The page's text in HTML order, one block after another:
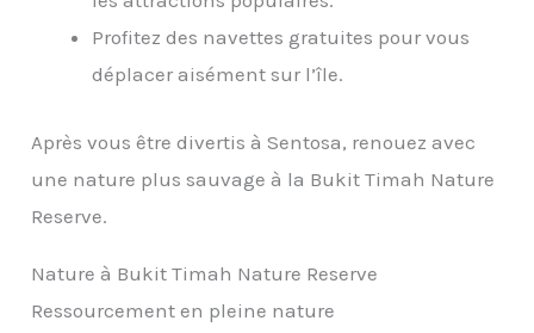
Profitez des navettes gratuites pour vous
déplacer aisément sur l’île.
Après vous être divertis à Sentosa, renouez avec
une nature plus sauvage à la Bukit Timah Nature
Reserve.
Nature à Bukit Timah Nature Reserve
Ressourcement en pleine nature